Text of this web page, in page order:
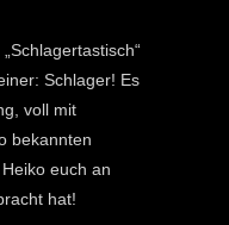
Schlager! Es
voll mit
bekannten
euch an
hat!